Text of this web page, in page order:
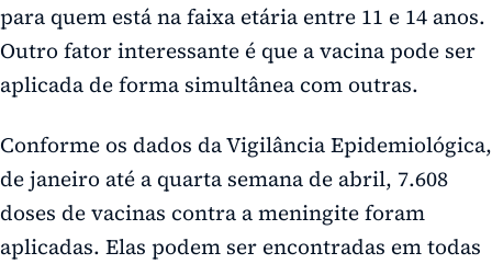
para quem está na faixa etária entre 11 e 14 anos.
Outro fator interessante é que a vacina pode ser
aplicada de forma simultânea com outras.
Conforme os dados da Vigilância Epidemiológica,
de janeiro até a quarta semana de abril, 7.608
doses de vacinas contra a meningite foram
aplicadas. Elas podem ser encontradas em todas